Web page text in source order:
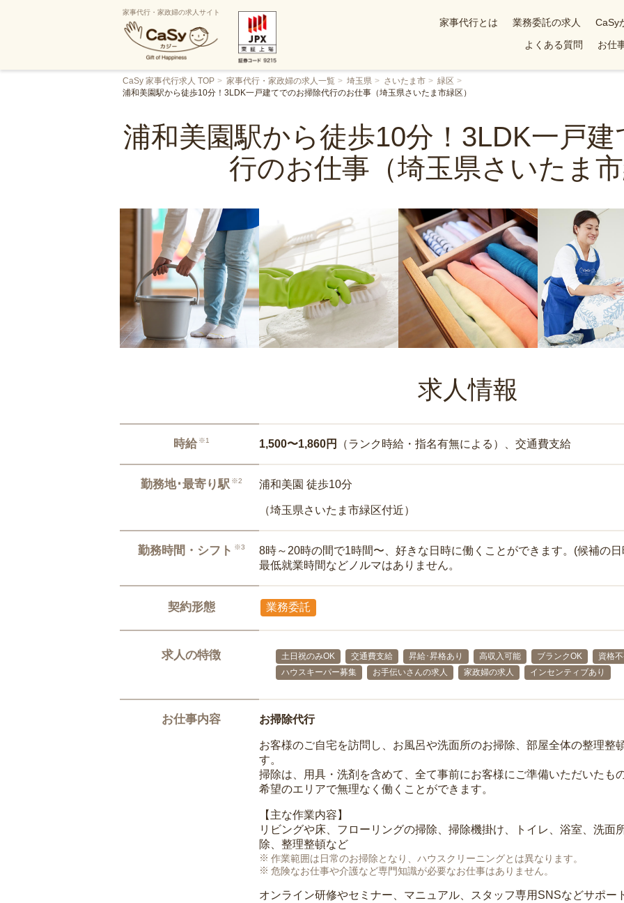
家事代行・家政婦の求人サイト
家事代行とは 業務委託の求人 CaSy
よくある質問
お仕
CaSy 家事代行求人 TOP 家事代行・家政婦の求人一覧 埼玉県 さいたま市
緑区
浦和美園駅から徒歩10分！3LDK一戸建てでのお掃除代行のお仕事（埼玉県さいたま市緑区）
浦和美園駅から徒歩10分！3LDK一戸
行のお仕事（埼玉県さいたま市
求人情報
時給 ※1 1,500〜1,860円 （ランク時給・指名有無による）、交通費支給
勤務地･最寄り駅 ※2 浦和美園 徒歩10分
（埼玉県さいたま市緑区付近）
勤務時間・シフト ※3
8時～20時の間で1時間〜、好きな日時に働くことができます。(候補の
最低就業時間などノルマはありません。
契約形態 業務委託
求人の特徴 土日祝のみOK 交通費支給 昇給･昇格あり 高収入可能 ブランクOK 資格
ハウスキーパー募集
お手伝いさんの求人 家政婦の求人 インセンティブあり
お仕事内容 お掃除代行
お客様のご自宅を訪問し、お風呂や洗面所のお掃除、部屋全体の整理整
す。
掃除は、用具・洗剤を含めて、全て事前にお客様にご準備いただいたも
希望のエリアで無理なく働くことができます。
【主な作業内容】
リビングや床、フローリングの掃除、掃除機掛け、トイレ、浴室、洗面
除、整理整頓など
作業範囲は日常のお掃除となり、ハウスクリーニングとは異なります。
危険なお仕事や介護など専門知識が必要なお仕事はありません。
オンライン研修やセミナー、マニュアル、スタッフ専用SNSなどサポー